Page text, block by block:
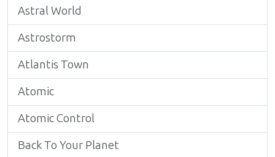
Astral World
Astrostorm
Atlantis Town
Atomic
Atomic Control
Back To Your Planet